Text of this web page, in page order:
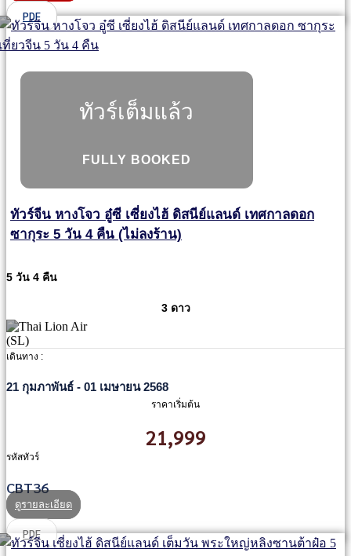
PDF
ทัวร์เต็มแล้ว
FULLY BOOKED
ทัวร์จีน หางโจว อู๋ซี เซี่ยงไฮ้ ดิสนีย์แลนด์ เทศกาลดอก
ซากุระ 5 วัน 4 คืน (ไม่ลงร้าน)
5 วัน 4 คืน
3 ดาว
เดินทาง :
21 กุมภาพันธ์ - 01 เมษายน 2568
ราคาเริ่มต้น
21,999
รหัสทัวร์
CBT36
ดูรายละเอียด
PDF